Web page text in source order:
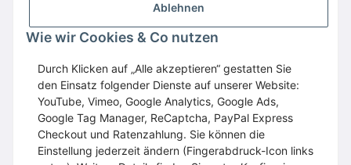
Ablehnen
Wie wir Cookies & Co nutzen
Durch Klicken auf „Alle akzeptieren“ gestatten Sie
den Einsatz folgender Dienste auf unserer Website:
YouTube, Vimeo, Google Analytics, Google Ads,
Google Tag Manager, ReCaptcha, PayPal Express
Checkout und Ratenzahlung. Sie können die
Einstellung jederzeit ändern (Fingerabdruck-Icon links
Wir empfehlenDomaintechnik.at:Hosting,
GESETZLICHE INFORMATIONEN
Vertrag widerrufen